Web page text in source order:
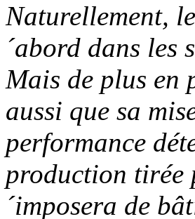
Naturellement,
´abord dans les
Mais de plus en
aussi que sa
performance
production tirée
´imposera de